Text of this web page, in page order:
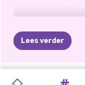
Lees verder
ZOMERSE
ZOMERSE
BOHO